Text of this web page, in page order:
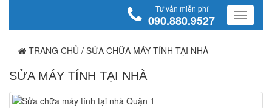
Tư vấn miễn phí
090.880.9527
TRANG CHỦ / SỬA CHỮA MÁY TÍNH TẠI NHÀ
SỬA MÁY TÍNH TẠI NHÀ